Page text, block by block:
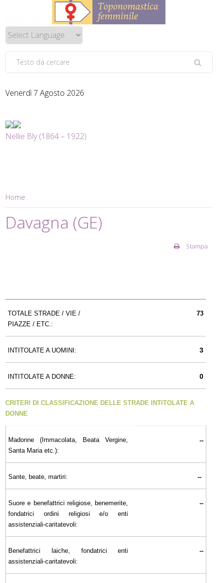
Venerdì 7 Agosto 2026
Nellie Bly (1864 – 1922)
Home
Davagna (GE)
Stampa
TOTALE STRADE / VIE /
PIAZZE / ETC.:
73
INTITOLATE A UOMINI: 3
INTITOLATE A DONNE: 0
CRITERI DI CLASSIFICAZIONE DELLE STRADE INTITOLATE A
DONNE
Madonne (Immacolata, Beata Vergine,
Santa Maria etc.):
--
Sante, beate, martiri: --
Suore e benefattrici religiose, benemerite,
fondatrici ordini religiosi e/o enti
assistenziali-caritatevoli:
--
Benefattrici laiche, fondatrici enti
assistenziali-caritatevoli:
--